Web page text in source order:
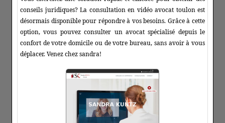
conseils juridiques? La consultation en vidéo avocat toulon est
désormais disponible pour répondre à vos besoins. Grâce à cette
option, vous pouvez consulter un avocat spécialisé depuis le
confort de votre domicile ou de votre bureau, sans avoir à vous
déplacer. Venez chez sandra!